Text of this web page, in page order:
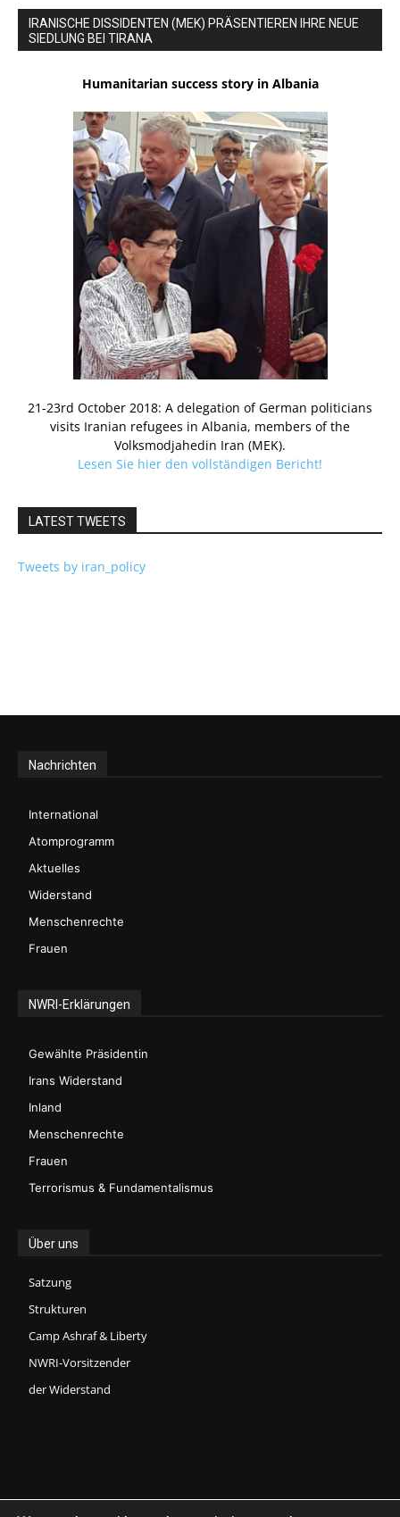
IRANISCHE DISSIDENTEN (MEK) PRÄSENTIEREN IHRE NEUE
SIEDLUNG BEI TIRANA
Humanitarian success story in Albania
21-23rd October 2018: A delegation of German politicians
visits Iranian refugees in Albania, members of the
Volksmodjahedin Iran (MEK).
Lesen Sie hier den vollständigen Bericht!
LATEST TWEETS
Tweets by iran_policy
Nachrichten
International
Atomprogramm
Aktuelles
Widerstand
Menschenrechte
Frauen
NWRI-Erklärungen
Gewählte Präsidentin
Irans Widerstand
Inland
Menschenrechte
Frauen
Terrorismus & Fundamentalismus
Über uns
Satzung
Strukturen
Camp Ashraf & Liberty
NWRI-Vorsitzender
der Widerstand